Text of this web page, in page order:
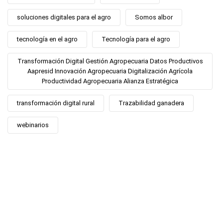
soluciones digitales para el agro Somos albor
tecnología en el agro Tecnología para el agro
Transformación Digital Gestión Agropecuaria Datos Productivos
Aapresid Innovación Agropecuaria Digitalización Agrícola
Productividad Agropecuaria Alianza Estratégica
transformación digital rural Trazabilidad ganadera
webinarios